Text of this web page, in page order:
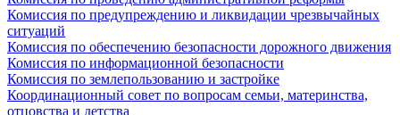
Комиссия по предупреждению и ликвидации чрезвычайных
ситуаций
Комиссия по обеспечению безопасности дорожного движения
Комиссия по информационной безопасности
Комиссия по землепользованию и застройке
Координационный совет по вопросам семьи, материнства,
отцовства и детства